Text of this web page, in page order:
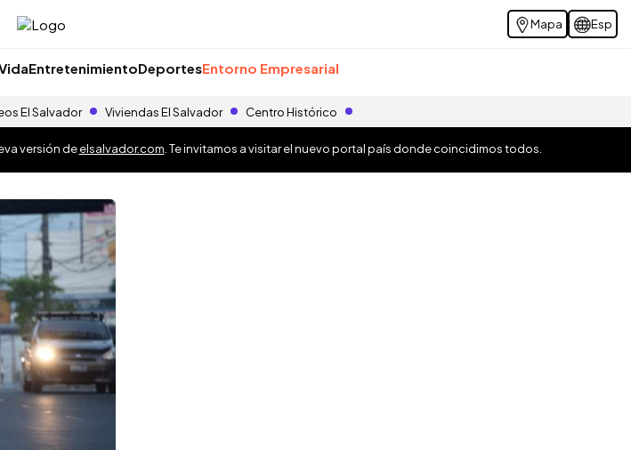
Mapa Esp
EntretenimientoDeportesEntorno Empresarial
El Salvador Viviendas El Salvador Centro Histórico
versión deelsalvador.com . Te invitamos a visitar el nuevo portal país donde coincidimos todos.